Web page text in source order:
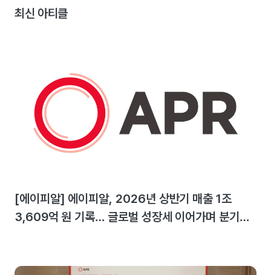
최신 아티클
[에이피알] 에이피알, 2026년 상반기 매출 1조
3,609억 원 기록… 글로벌 성장세 이어가며 분기